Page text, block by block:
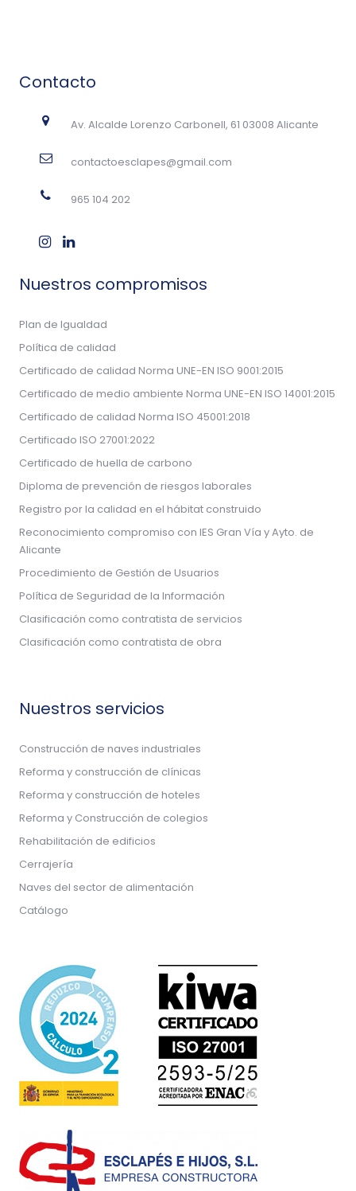
Contacto
Av. Alcalde Lorenzo Carbonell, 61 03008 Alicante
contactoesclapes@gmail.com
965 104 202
Nuestros compromisos
Plan de Igualdad
Política de calidad
Certificado de calidad Norma UNE-EN ISO 9001:2015
Certificado de medio ambiente Norma UNE-EN ISO 14001:2015
Certificado de calidad Norma ISO 45001:2018
Certificado ISO 27001:2022
Certificado de huella de carbono
Diploma de prevención de riesgos laborales
Registro por la calidad en el hábitat construido
Reconocimiento compromiso con IES Gran Vía y Ayto. de
Alicante
Procedimiento de Gestión de Usuarios
Política de Seguridad de la Información
Clasificación como contratista de servicios
Clasificación como contratista de obra
Nuestros servicios
Construcción de naves industriales
Reforma y construcción de clínicas
Reforma y construcción de hoteles
Reforma y Construcción de colegios
Rehabilitación de edificios
Cerrajería
Naves del sector de alimentación
Catálogo